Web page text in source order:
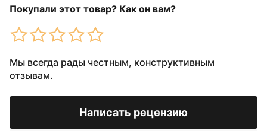
Покупали этот товар? Как он вам?
Мы всегда рады честным, конструктивным
отзывам.
Написать рецензию